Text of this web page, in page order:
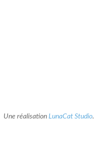
Une réalisation LunaCat Studio.